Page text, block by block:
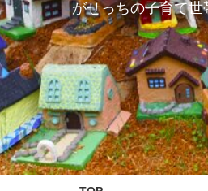
がせっちの子育て世